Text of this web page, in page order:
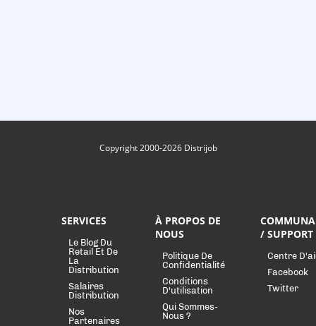
Copyright 2000-2026 Distrijob
SERVICES
Le Blog Du
Retail Et De
La
Distribution
Salaires
Distribution
Nos
Partenaires
À PROPOS DE
NOUS
Politique De
Confidentialité
Conditions
D'utilisation
Qui Sommes-
Nous ?
/ SUPPORT
Centre
Facebook
Twitter